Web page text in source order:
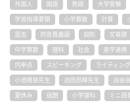
外国人 国語 熟語 大学受験
学習指導要領 小学算数 計算
昆虫 同音異義語 図形 文章題
中学算数 理科 社会 産学連携
内申点 スピーキング ライティング
小池陽慈先生 迫田昂輝先生 自由
夏休み 宿題 小学理科 ミニ読